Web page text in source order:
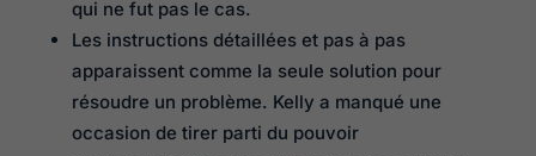
qui ne fut pas le cas.
Les instructions détaillées et pas à pas
apparaissent comme la seule solution pour
résoudre un problème. Kelly a manqué une
occasion de tirer parti du pouvoir